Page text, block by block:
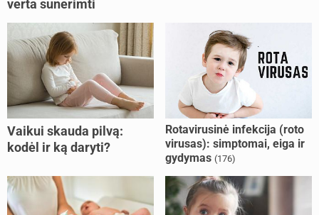
verta sunerimti
Vaikui skauda pilvą:
kodėl ir ką daryti?
Rotavirusinė infekcija (roto
virusas): simptomai, eiga ir
gydymas (176)